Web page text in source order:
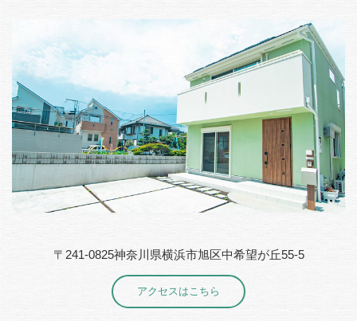
〒241-0825神奈川県横浜市旭区中希望が丘55-5
アクセスはこちら